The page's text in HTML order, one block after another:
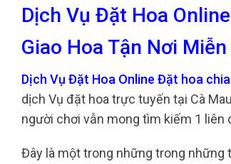
Dịch Vụ Đặt Hoa
Giao Hoa Tận Nơi
Dịch Vụ Đặt Hoa Online Đặt hoa
dịch Vụ đặt hoa trực tuyến tại Cà
người chơi vẫn mong tìm kiếm 1 liên
Đây là một trong những trong những